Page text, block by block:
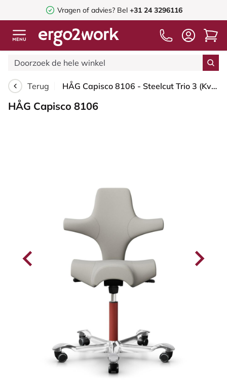
Vragen of advies? Bel +31 24 3296116
Terug HÅG Capisco 8106 - Steelcut Trio 3 (Kvadrat) - Wol / Polyamide - STT213 - Light beige - Framekleur - Blush Rose - Gasveer - 150 mm (Zithoogte 40-55cm) - Vloercontact - Zachte wielen t.b.v. harde vloeren - Voetenring - Nee, geen voetenring - Voetster - ...
HÅG Capisco 8106